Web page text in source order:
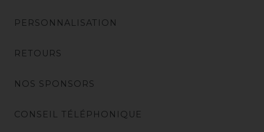
PERSONNALISATION
RETOURS
NOS SPONSORS
CONSEIL TÉLÉPHONIQUE